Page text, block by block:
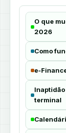
O que
2026
Como
e-
Inaptidão
terminal